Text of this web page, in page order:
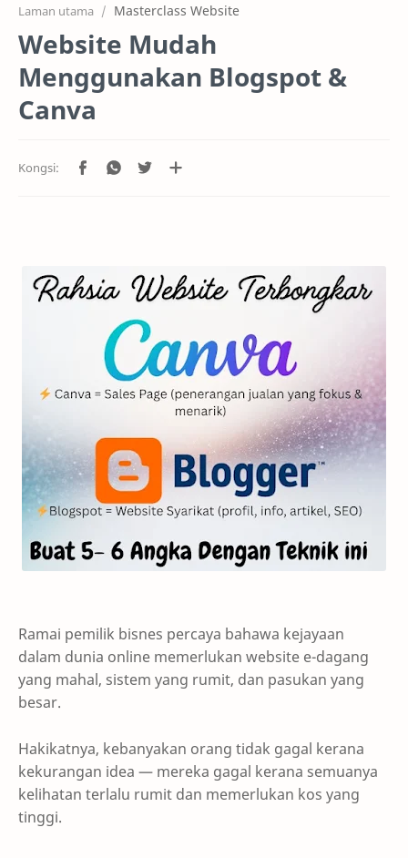
Laman utama Masterclass Website
Website Mudah
Menggunakan Blogspot &
Canva
Ramai pemilik bisnes percaya bahawa kejayaan
dalam dunia online memerlukan website e-dagang
yang mahal, sistem yang rumit, dan pasukan yang
besar.
Hakikatnya, kebanyakan orang tidak gagal kerana
kekurangan idea — mereka gagal kerana semuanya
kelihatan terlalu rumit dan memerlukan kos yang
tinggi.